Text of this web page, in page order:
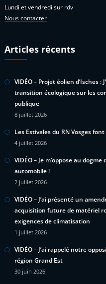
Lundi et vendredi sur rdv
Nous contacter
Articles récents
VIDÉO – Projet éolien d’Isches
transition écologique sur les
publique
8 juillet 2026
Les Estivales du RN Vosges
4 juillet 2026
VIDÉO – Je m’oppose au
automobile !
2 juillet 2026
VIDÉO – J’ai présenté un
acquisition future de matériel
exigences de climatisation
1 juillet 2026
VIDÉO – J’ai rappelé notre
région Grand Est
30 juin 2026